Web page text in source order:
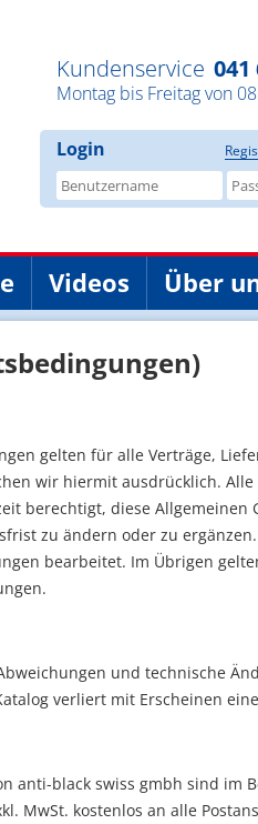
Kundenservice 041
Montag bis Freitag von
Login
Videos Über
gelten für alle Verträge,
wir hiermit ausdrücklich.
berechtigt, diese
zu ändern oder zu
bearbeitet. Im Übrigen
und technische
verliert mit Erscheinen
anti-black swiss gmbh sind
MwSt. kostenlos an alle